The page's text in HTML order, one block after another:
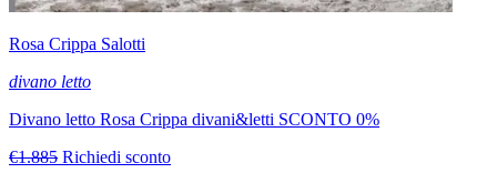
Rosa Crippa Salotti
divano letto
Divano letto Rosa Crippa divani&letti SCONTO 0%
€1.885 Richiedi sconto